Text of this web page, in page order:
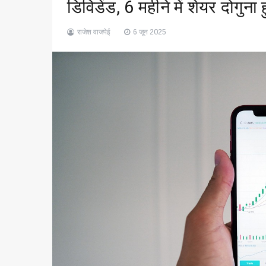
डिविडेंड, 6 महीने में शेयर
राजेश वाजपेई 6 जून 2025